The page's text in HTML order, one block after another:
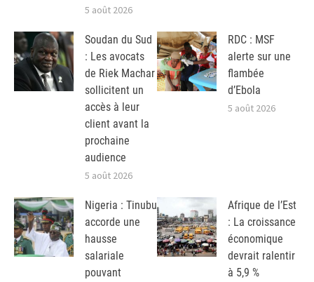
5 août 2026
Soudan du Sud
: Les avocats
de Riek Machar
sollicitent un
accès à leur
client avant la
prochaine
audience
5 août 2026
RDC : MSF
alerte sur une
flambée
d’Ebola
5 août 2026
Nigeria : Tinubu
accorde une
hausse
salariale
pouvant
Afrique de l’Est
: La croissance
économique
devrait ralentir
à 5,9 %